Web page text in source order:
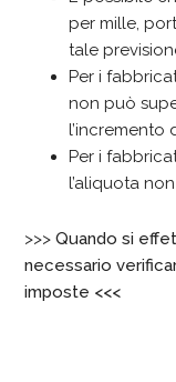
per mille,
tale
Per i
non può
l’incremento
Per i
l’aliquota
>>>Quando si
necessario
imposte <<<